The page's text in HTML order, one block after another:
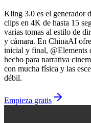
Kling 3.0 es el generador
clips en 4K de hasta 15
varias tomas al estilo de
y cámara. En ChinaAI
inicial y final, @Elements
hecho para narrativa
con mucha física y las
débil.
Empieza gratis